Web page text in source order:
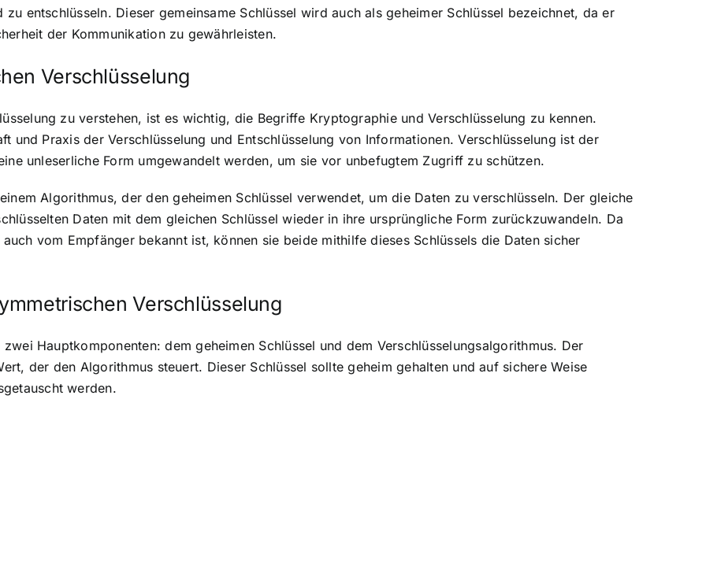
entschlüsseln. Dieser gemeinsame Schlüssel wird auch als geheimer Schlüssel bezeichnet, da er
der Kommunikation zu gewährleisten.
Verschlüsselung
zu verstehen, ist es wichtig, die Begriffe Kryptographie und Verschlüsselung zu kennen.
und Praxis der Verschlüsselung und Entschlüsselung von Informationen. Verschlüsselung ist der
unleserliche Form umgewandelt werden, um sie vor unbefugtem Zugriff zu schützen.
Algorithmus, der den geheimen Schlüssel verwendet, um die Daten zu verschlüsseln. Der gleiche
Daten mit dem gleichen Schlüssel wieder in ihre ursprüngliche Form zurückzuwandeln. Da
vom Empfänger bekannt ist, können sie beide mithilfe dieses Schlüssels die Daten sicher
Verschlüsselung
Hauptkomponenten: dem geheimen Schlüssel und dem Verschlüsselungsalgorithmus. Der
der den Algorithmus steuert. Dieser Schlüssel sollte geheim gehalten und auf sichere Weise
werden.